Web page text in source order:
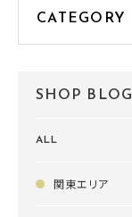
SHOP BLOG
ALL
関東エリア